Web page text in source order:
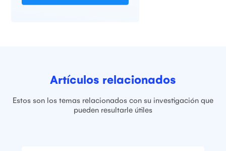
Artículos relacionados
Estos son los temas relacionados con su investigación que
pueden resultarle útiles